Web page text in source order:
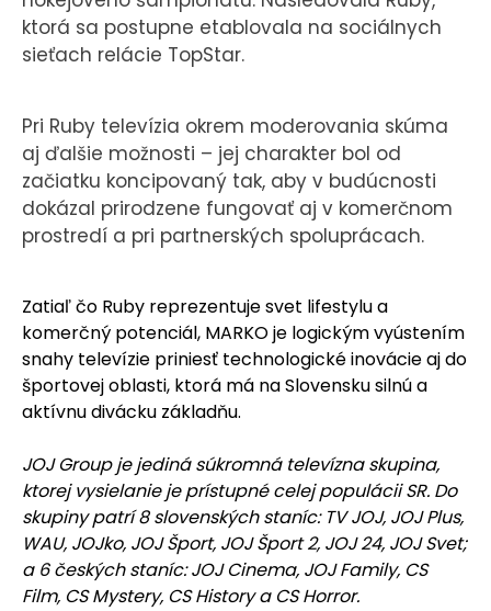
ktorá sa postupne etablovala na sociálnych
sieťach relácie TopStar.
Pri Ruby televízia okrem moderovania skúma
aj ďalšie možnosti – jej charakter bol od
začiatku koncipovaný tak, aby v budúcnosti
dokázal prirodzene fungovať aj v komerčnom
prostredí a pri partnerských spoluprácach.
Zatiaľ čo Ruby reprezentuje svet lifestylu a
komerčný potenciál, MARKO je logickým vyústením
snahy televízie priniesť technologické inovácie aj do
športovej oblasti, ktorá má na Slovensku silnú a
aktívnu divácku základňu.
JOJ Group je jediná súkromná televízna skupina,
ktorej vysielanie je prístupné celej populácii SR. Do
skupiny patrí 8 slovenských staníc: TV JOJ, JOJ Plus,
WAU, JOJko, JOJ Šport, JOJ Šport 2, JOJ 24, JOJ Svet;
a 6 českých staníc: JOJ Cinema, JOJ Family, CS
Film, CS Mystery, CS History a CS Horror.